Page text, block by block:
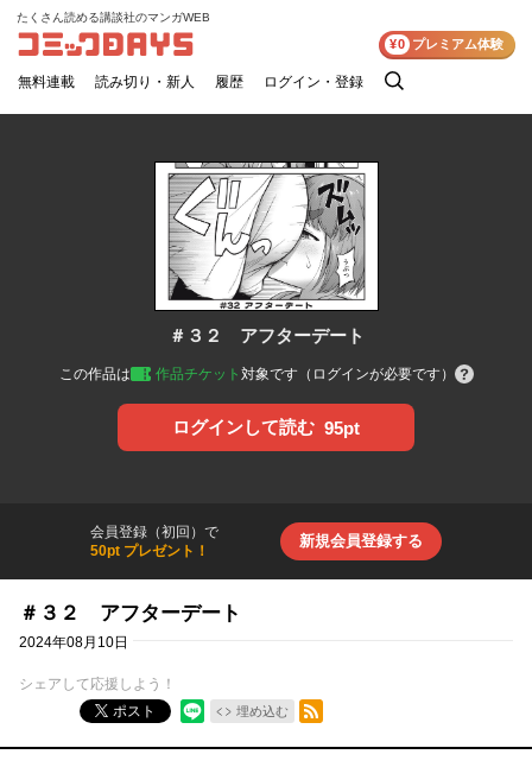
コミックDAYS
たくさん読める講談社のマンガWEB
無料連載 読み切り・新人 履歴 ログイン・登録
検
¥0 プレミアム体験
＃３２ アフターデート
この作品は 作品チケット 対象です（ログインが必要です）
ログインして読む 95pt
会員登録（初回）で
50pt プレゼント！
新規会員登録する
＃３２ アフターデート
2024年08月10日
シェアして応援しよう！
ポスト
埋め込む
RSSフィード